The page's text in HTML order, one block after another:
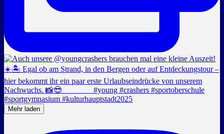
Mehr laden